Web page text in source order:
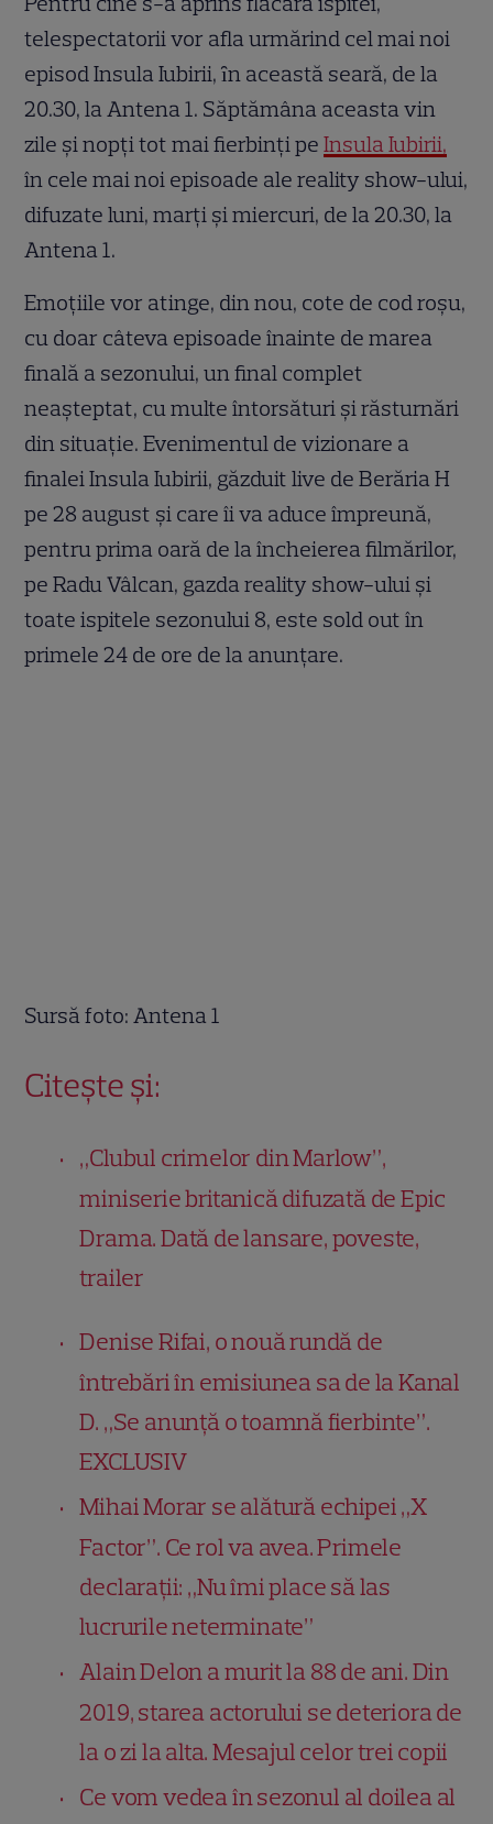
telespectatorii vor afla urmărind cel mai noi
episod Insula Iubirii, ȋn această seară, de la
20.30, la Antena 1. Săptămâna aceasta vin
zile şi nopţi tot mai fierbinţi peInsula Iubirii,
în cele mai noi episoade ale reality show-ului,
difuzate luni, marţi şi miercuri, de la 20.30, la
Antena 1.
Emoţiile vor atinge, din nou, cote de cod roşu,
cu doar câteva episoade înainte de marea
finală a sezonului, un final complet
neaşteptat, cu multe întorsături şi răsturnări
din situaţie. Evenimentul de vizionare a
finalei Insula Iubirii, găzduit live de Berăria H
pe 28 august și care îi va aduce împreună,
pentru prima oară de la încheierea filmărilor,
pe Radu Vâlcan, gazda reality show-ului şi
toate ispitele sezonului 8, este sold out în
primele 24 de ore de la anunţare.
Sursă foto: Antena 1
Citește și:
„Clubul crimelor din Marlow”,
miniserie britanică difuzată de Epic
Drama. Dată de lansare, poveste,
trailer
Denise Rifai, o nouă rundă de
întrebări în emisiunea sa de la Kanal
D. „Se anunţă o toamnă fierbinte”.
EXCLUSIV
Mihai Morar se alătură echipei „X
Factor”. Ce rol va avea. Primele
declarații: „Nu îmi place să las
lucrurile neterminate”
Alain Delon a murit la 88 de ani. Din
2019, starea actorului se deteriora de
la o zi la alta. Mesajul celor trei copii
Ce vom vedea în sezonul al doilea al